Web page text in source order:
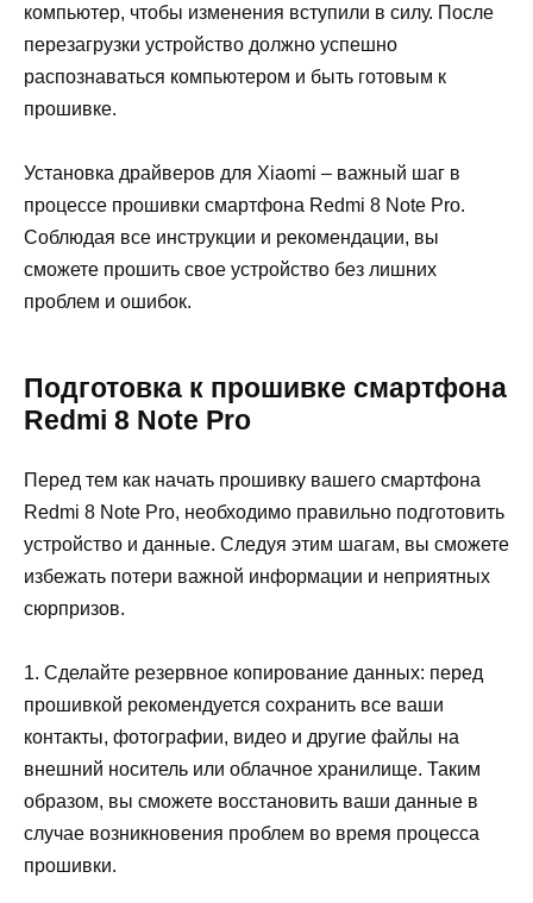
компьютер, чтобы изменения вступили в силу. После
перезагрузки устройство должно успешно
распознаваться компьютером и быть готовым к
прошивке.
Установка драйверов для Xiaomi – важный шаг в
процессе прошивки смартфона Redmi 8 Note Pro.
Соблюдая все инструкции и рекомендации, вы
сможете прошить свое устройство без лишних
проблем и ошибок.
Подготовка к прошивке смартфона
Redmi 8 Note Pro
Перед тем как начать прошивку вашего смартфона
Redmi 8 Note Pro, необходимо правильно подготовить
устройство и данные. Следуя этим шагам, вы сможете
избежать потери важной информации и неприятных
сюрпризов.
1. Сделайте резервное копирование данных: перед
прошивкой рекомендуется сохранить все ваши
контакты, фотографии, видео и другие файлы на
внешний носитель или облачное хранилище. Таким
образом, вы сможете восстановить ваши данные в
случае возникновения проблем во время процесса
прошивки.